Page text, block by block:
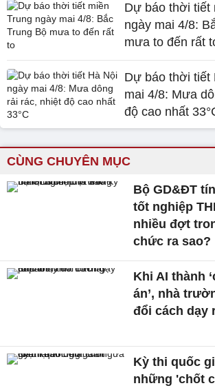
Dự báo thời tiết
ngày mai 4/8:
mưa to đến rất
Dự báo thời tiết
mai 4/8: Mưa
độ cao nhất
CÙNG CHUYÊN MỤC
Bộ GD&ĐT
tốt nghiệp
nhiều đợt
chức ra sao?
Khi AI thành
án’, nhà
đổi cách dạy
Kỳ thi quốc
những 'chốt